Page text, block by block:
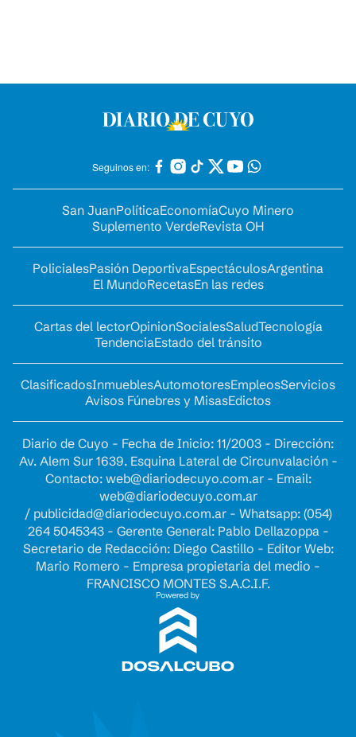
Seguinos en:
San JuanPolíticaEconomíaCuyo Minero
Suplemento VerdeRevista OH
PolicialesPasión DeportivaEspectáculosArgentina
El MundoRecetasEn las redes
Cartas del lectorOpinionSocialesSaludTecnología
TendenciaEstado del tránsito
ClasificadosInmueblesAutomotoresEmpleosServicios
Avisos Fúnebres y MisasEdictos
Diario de Cuyo - Fecha de Inicio: 11/2003 - Dirección:
Av. Alem Sur 1639. Esquina Lateral de Circunvalación -
Contacto: web@diariodecuyo.com.ar- Email:
web@diariodecuyo.com.ar
/ publicidad@diariodecuyo.com.ar- Whatsapp: (054)
264 5045343 - Gerente General: Pablo Dellazoppa -
Secretario de Redacción: Diego Castillo - Editor Web:
Mario Romero - Empresa propietaria del medio -
FRANCISCO MONTES S.A.C.I.F.